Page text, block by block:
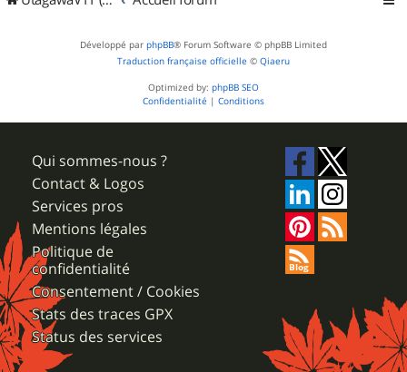
Développé par phpBB® Forum Software © phpBB Limited
Traduction française officielle © Qiaeru
Optimized by: phpBB SEO
Confidentialité | Conditions
Qui sommes-nous ?
Contact & Logos
Services pros
Mentions légales
Politique de
confidentialité
Consentement / Cookies
Stats des traces GPX
Status des services